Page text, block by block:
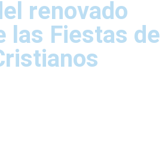
renovado
las Fiestas de